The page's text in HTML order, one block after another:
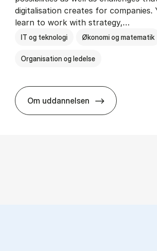
digitalisation creates for companies.
learn to work with strategy,…
IT og teknologi Økonomi og matematik
Organisation og ledelse
Om uddannelsen
BSc in Busi­ness